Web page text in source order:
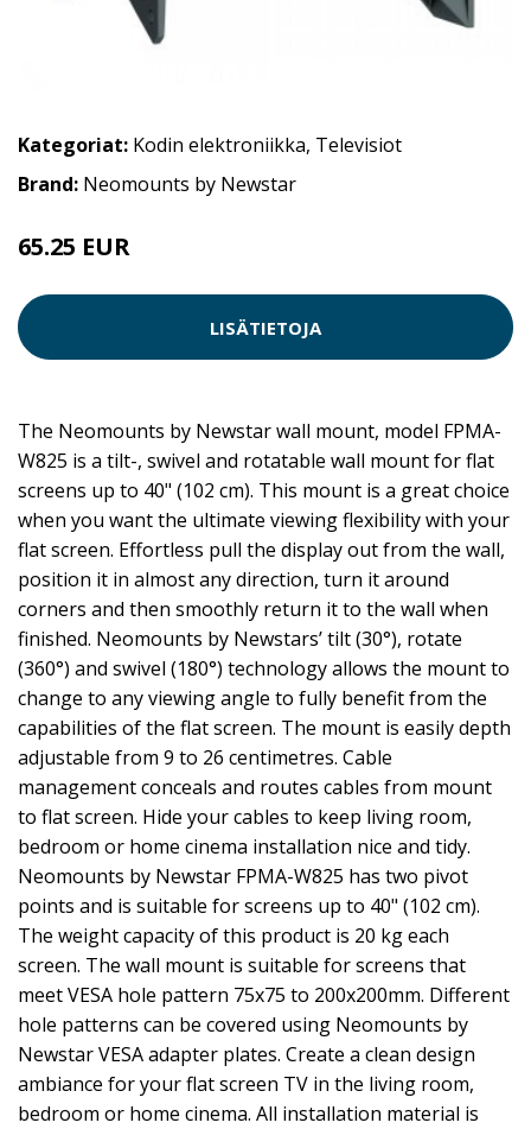
Kategoriat: Kodin elektroniikka, Televisiot
Brand: Neomounts by Newstar
65.25 EUR
LISÄTIETOJA
The Neomounts by Newstar wall mount, model FPMA-
W825 is a tilt-, swivel and rotatable wall mount for flat
screens up to 40" (102 cm). This mount is a great choice
when you want the ultimate viewing flexibility with your
flat screen. Effortless pull the display out from the wall,
position it in almost any direction, turn it around
corners and then smoothly return it to the wall when
finished. Neomounts by Newstars’ tilt (30°), rotate
(360°) and swivel (180°) technology allows the mount to
change to any viewing angle to fully benefit from the
capabilities of the flat screen. The mount is easily depth
adjustable from 9 to 26 centimetres. Cable
management conceals and routes cables from mount
to flat screen. Hide your cables to keep living room,
bedroom or home cinema installation nice and tidy.
Neomounts by Newstar FPMA-W825 has two pivot
points and is suitable for screens up to 40" (102 cm).
The weight capacity of this product is 20 kg each
screen. The wall mount is suitable for screens that
meet VESA hole pattern 75x75 to 200x200mm. Different
hole patterns can be covered using Neomounts by
Newstar VESA adapter plates. Create a clean design
ambiance for your flat screen TV in the living room,
bedroom or home cinema. All installation material is